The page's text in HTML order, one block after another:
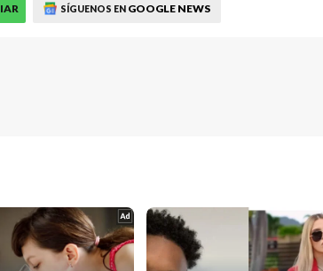
SÍGUENOS EN GOOGLE NEWS